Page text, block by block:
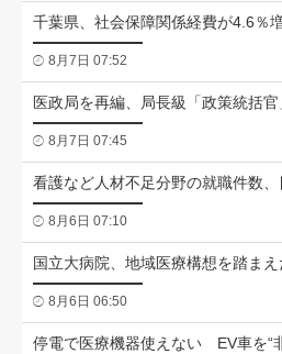
千葉県、社会保障関係経費が4.6
8月7日 07:52
医政局を再編、局長級「政策統括
8月7日 07:45
看護など人材不足分野の就職件数、
8月6日 07:10
国立大病院、地域医療構想を踏ま
8月6日 06:50
停電で医療機器使えない EV車を“